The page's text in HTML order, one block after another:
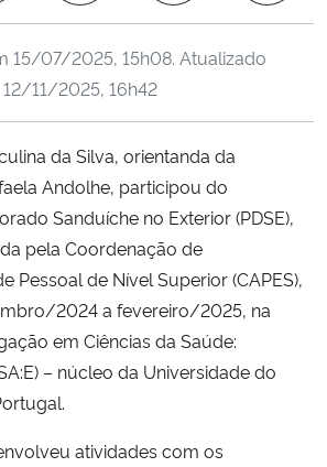
Inovações e Comunicações
Regional
15/07/2025, 15h08. Atualizado
12/11/2025, 16h42
da Silva, orientanda da
Andolhe, participou do
Sanduíche no Exterior (PDSE),
pela Coordenação de
Pessoal de Nível Superior (CAPES),
2024 a fevereiro/2025, na
em Ciências da Saúde:
– núcleo da Universidade do
atividades com os